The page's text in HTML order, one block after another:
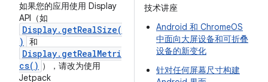
如果您的应用使用 Display
API（如
Display.getRealSize(
)
和
Display.getRealMetri
cs() ），请改为使用
Jetpack
技术讲座
Android 和 ChromeOS
中面向大屏设备和可折叠
设备的新变化
针对任何屏幕尺寸构建